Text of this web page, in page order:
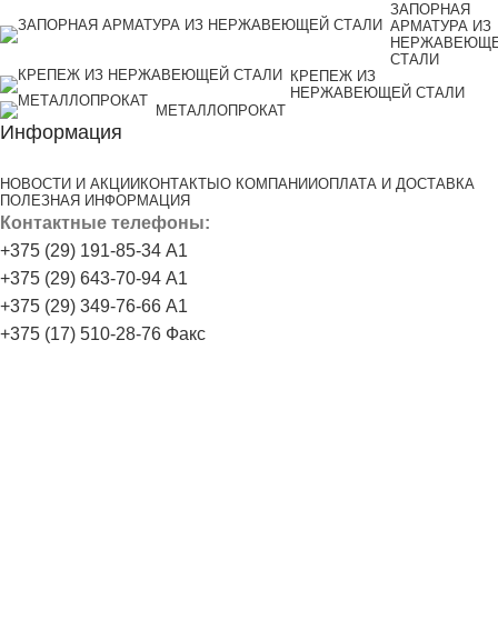
ЗАПОРНАЯ
АРМАТУРА ИЗ
СТАЛИ
КРЕПЕЖ ИЗ
НЕРЖАВЕЮЩЕЙ СТАЛИ
МЕТАЛЛОПРОКАТ
Информация
НОВОСТИ И АКЦИИ КОНТАКТЫ О КОМПАНИИОПЛАТА И ДОСТАВКА
ПОЛЕЗНАЯ ИНФОРМАЦИЯ
Контактные телефоны:
+375 (29) 191-85-34 А1
+375 (29) 643-70-94 А1
+375 (29) 349-76-66 А1
+375 (17) 510-28-76 Факс